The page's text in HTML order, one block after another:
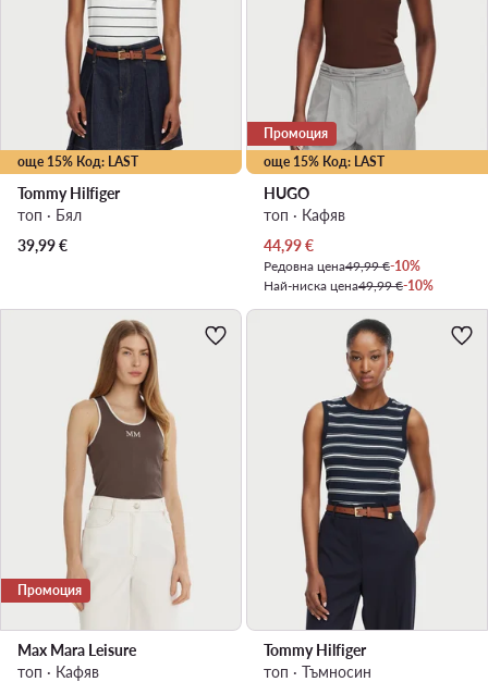
още 15% Код: LAST
Tommy Hilfiger
топ · Бял
39,99€
още 15% Код: LAST
Промоция
HUGO
топ · Кафяв
Актуална цена
44,99€
Редовна цена49,99 €-10%
Най-ниска цена49,99 €-10%
Промоция
Max Mara Leisure
топ · Кафяв
Tommy Hilfiger
топ · Тъмносин